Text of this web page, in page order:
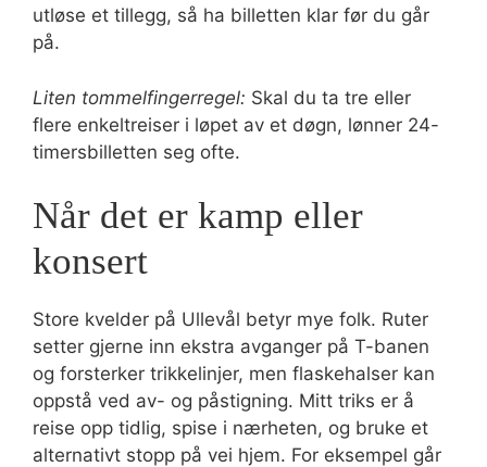
utløse et tillegg, så ha billetten klar før du går
på.
Liten tommelfingerregel: Skal du ta tre eller
flere enkeltreiser i løpet av et døgn, lønner 24-
timersbilletten seg ofte.
Når det er kamp eller
konsert
Store kvelder på Ullevål betyr mye folk. Ruter
setter gjerne inn ekstra avganger på T-banen
og forsterker trikkelinjer, men flaskehalser kan
oppstå ved av- og påstigning. Mitt triks er å
reise opp tidlig, spise i nærheten, og bruke et
alternativt stopp på vei hjem. For eksempel går